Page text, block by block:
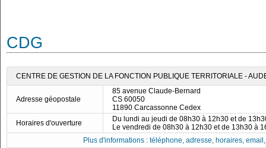
CDG
CENTRE DE GESTION DE LA FONCTION PUBLIQUE TERRITORIALE -
Adresse géopostale
85 avenue Claude-Bernard
CS 60050
11890 Carcassonne Cedex
Horaires d'ouverture
Du lundi au jeudi de 08h30 à 12h30 et de
Le vendredi de 08h30 à 12h30 et de 13h30 à
Plus d'informations : téléphone, adresse, horaires,